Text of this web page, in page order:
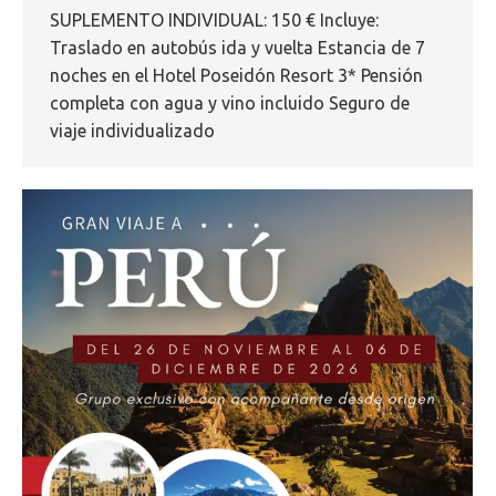
SUPLEMENTO INDIVIDUAL: 150 € Incluye:
Traslado en autobús ida y vuelta Estancia de 7
noches en el Hotel Poseidón Resort 3* Pensión
completa con agua y vino incluido Seguro de
viaje individualizado